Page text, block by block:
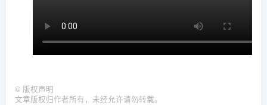
© 版权声明
文章版权归作者所有，未经允许请勿转载。